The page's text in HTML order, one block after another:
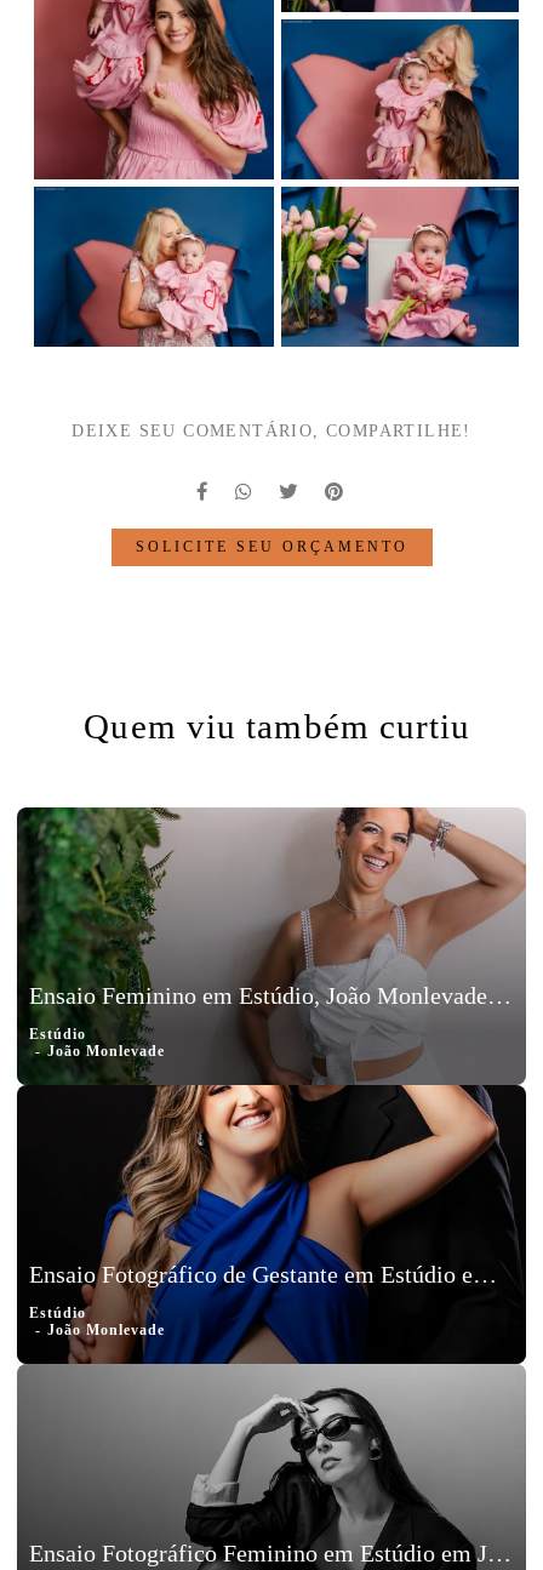
DEIXE SEU COMENTÁRIO, COMPARTILHE!
SOLICITE SEU ORÇAMENTO
Quem viu também curtiu
Ensaio Feminino em Estúdio, João Monlevade, Minas Gerais - Edvane
Estúdio
João Monlevade
Ensaio Fotográfico de Gestante em Estúdio em João Monlevade - Aniele
Estúdio
João Monlevade
Ensaio Fotográfico Feminino em Estúdio em João Monlevade - MG